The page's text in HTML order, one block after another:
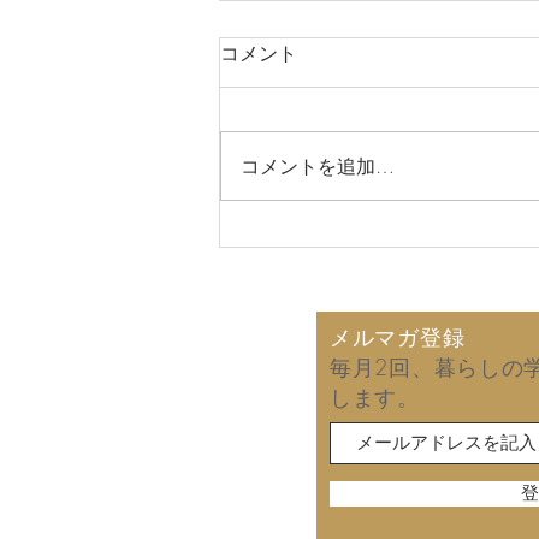
コメント
コメントを追加…
メルマガ登録
毎月2回、暮らしの
します。